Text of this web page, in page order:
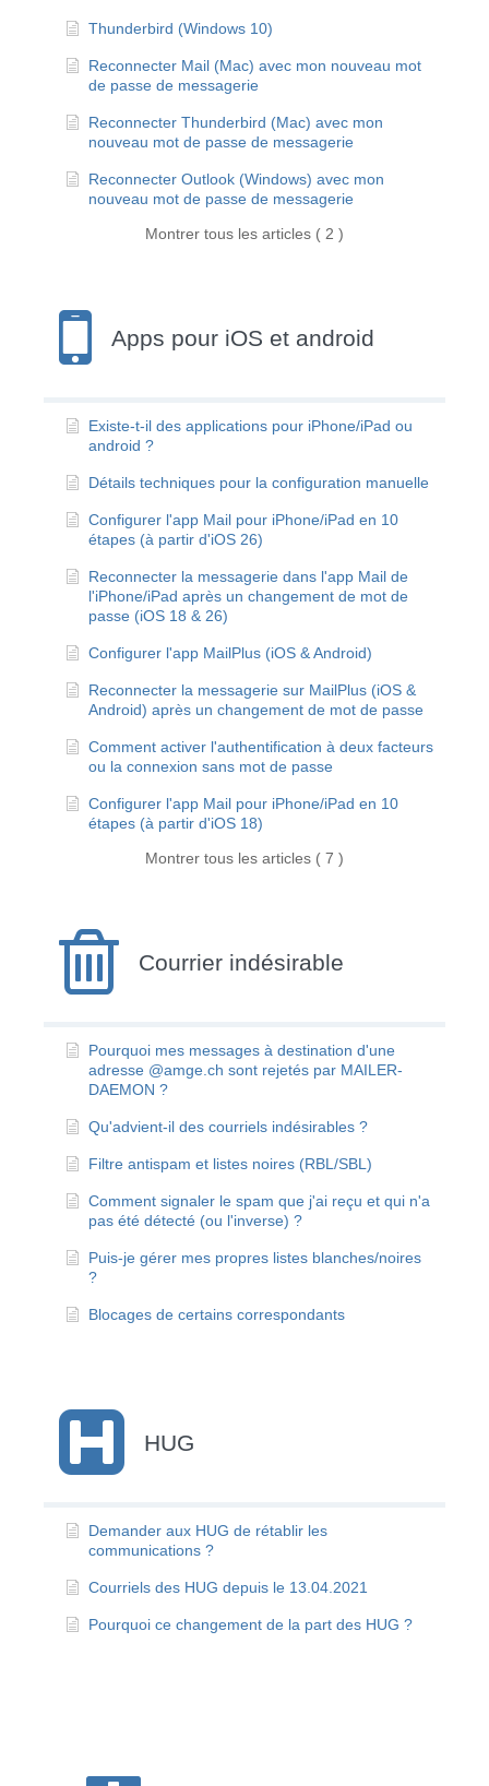
Thunderbird (Windows 10)
Reconnecter Mail (Mac) avec mon nouveau mot
de passe de messagerie
Reconnecter Thunderbird (Mac) avec mon
nouveau mot de passe de messagerie
Reconnecter Outlook (Windows) avec mon
nouveau mot de passe de messagerie
Montrer tous les articles ( 2 )
Apps pour iOS et android
Existe-t-il des applications pour iPhone/iPad ou
android ?
Détails techniques pour la configuration manuelle
Configurer l'app Mail pour iPhone/iPad en 10
étapes (à partir d'iOS 26)
Reconnecter la messagerie dans l'app Mail de
l'iPhone/iPad après un changement de mot de
passe (iOS 18 & 26)
Configurer l'app MailPlus (iOS & Android)
Reconnecter la messagerie sur MailPlus (iOS &
Android) après un changement de mot de passe
Comment activer l'authentification à deux facteurs
ou la connexion sans mot de passe
Configurer l'app Mail pour iPhone/iPad en 10
étapes (à partir d'iOS 18)
Montrer tous les articles ( 7 )
Courrier indésirable
Pourquoi mes messages à destination d'une
adresse @amge.ch sont rejetés par MAILER-
DAEMON ?
Qu'advient-il des courriels indésirables ?
Filtre antispam et listes noires (RBL/SBL)
Comment signaler le spam que j'ai reçu et qui n'a
pas été détecté (ou l'inverse) ?
Puis-je gérer mes propres listes blanches/noires
?
Blocages de certains correspondants
HUG
Demander aux HUG de rétablir les
communications ?
Courriels des HUG depuis le 13.04.2021
Pourquoi ce changement de la part des HUG ?